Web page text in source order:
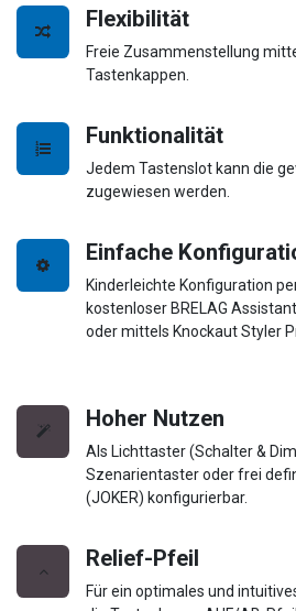
Flexibilität
Freie Zusammenstellung
Tastenkappen.
Funktionalität
Jedem Tastenslot kann die
zugewiesen werden.
Einfache
Kinderleichte Konfiguration
kostenloser BRELAG
oder mittels Knockaut Styler
Hoher Nutzen
Als Lichttaster (Schalter &
Szenarientaster oder frei
(JOKER) konfigurierbar.
Relief-Pfeil
Für ein optimales und